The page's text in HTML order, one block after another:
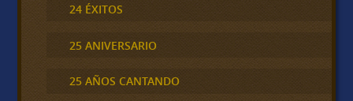
24 ÉXITOS
25 ANIVERSARIO
25 AÑOS CANTANDO